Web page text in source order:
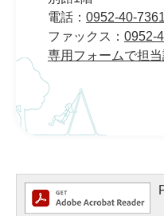
電話： 0952-40-7361
ファックス： 0952-
専用フォームで担